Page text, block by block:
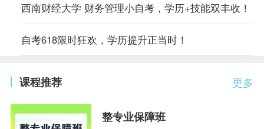
西南财经大学 财务管理小自考，学历+技能双丰收！
自考618限时狂欢，学历提升正当时！
更多
课程推荐
整专业保障班